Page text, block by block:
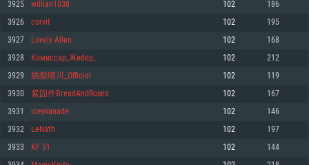
최소사양
운영체제: Windows 10 (64 bit)
프로세서: 2.2 GHz 듀얼코어 이상
메모리: 4GB
그래픽 카드: DirectX 11 이상을 지원하는 AMD Radeon 77XX / NVIDIA
GeForce GT 660. 최소 사양 해상도: 720p
네트워크: 브로드밴드 인터넷
여유 저장 공간: 22.1 GB (최소 클라이언트)
최소사양
운영체제: Mac OS Big Sur 11.0
프로세서: 최소 2.2 GHz의 Core i5 (Intel Xeon 은 지원하지 않습니다)
메모리: 6 GB
그래픽 카드: Metal 을 지원하는 Intel Iris Pro 5200 (Mac), 혹은 이와 비슷한 성
능을 가지는 Mac 버전의 AMD/Nvidia. 최소 해상도: 720p
네트워크: 브로드밴드 인터넷
여유 저장 공간: 22.1 GB (최소 클라이언트)
최소사양
운영체제: 64bit Linux 중 최신 버전
프로세서: 2.4 GHz 듀얼코어
메모리: 4 GB
그래픽 카드: Vulkan 을 지원하고, 최신 그래픽 드라이버를 지원하는 NVIDIA
660 (6개월 미만) 혹은 그와 동급의 성능을 가지며 최신 그래픽 드라이버를 지
원하는 AMD (6개월 미만; 최소사양 지원 해상도 720p)
네트워크: 브로드밴드 인터넷
3925 willian1038 102 186
3926 corvit 102 195
3927 Lovely Allen 102 168
3928 Комиссар_Жибер_ 102 212
3929 猫梨晴川_Official 102 119
3930 紧固件BreadAndRoses 102 167
3931 iceykanade 102 146
3932 LeNath 102 197
3933 KF 51 102 144